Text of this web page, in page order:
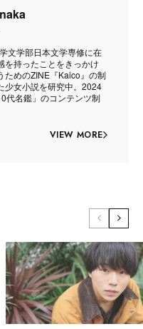
文学部日本文学専修に在
を持ったことをきっかけ
ためのZINE『Kaico』の制
少女小説を研究中。2024
代名鑑」のコンテンツ制
VIEW MORE